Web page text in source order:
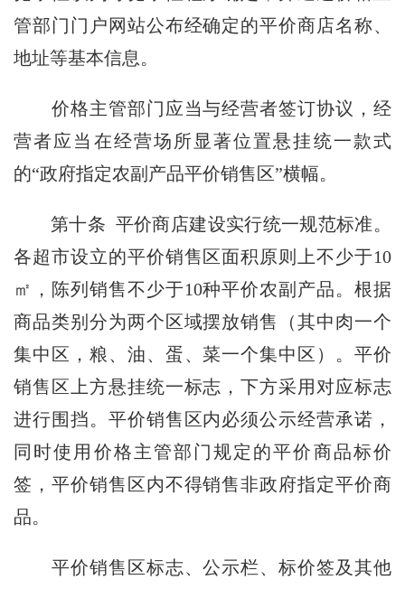
管部门门户网站公布经确定的平价商店名称、
地址等基本信息。
价格主管部门应当与经营者签订协议，经
营者应当在经营场所显著位置悬挂统一款式
的“政府指定农副产品平价销售区”横幅。
第十条 平价商店建设实行统一规范标准。
各超市设立的平价销售区面积原则上不少于10
㎡，陈列销售不少于10种平价农副产品。根据
商品类别分为两个区域摆放销售（其中肉一个
集中区，粮、油、蛋、菜一个集中区）。平价
销售区上方悬挂统一标志，下方采用对应标志
进行围挡。平价销售区内必须公示经营承诺，
同时使用价格主管部门规定的平价商品标价
签，平价销售区内不得销售非政府指定平价商
品。
平价销售区标志、公示栏、标价签及其他